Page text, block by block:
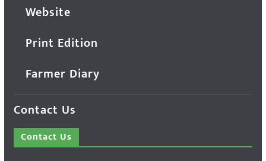
Website
Print Edition
Farmer Diary
Contact Us
Contact Us